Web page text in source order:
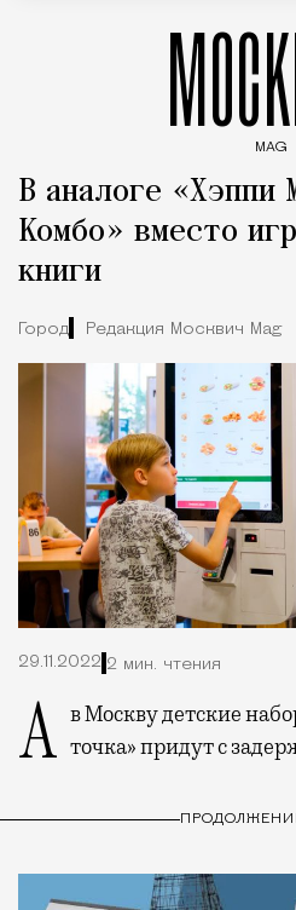
MAG
В аналоге «Хэппи
Комбо» вместо
книги
Город Редакция Москвич Mag
29.11.2022 2 мин. чтения
А в Москву детские наборы из «Вкусно — и точка» придут с